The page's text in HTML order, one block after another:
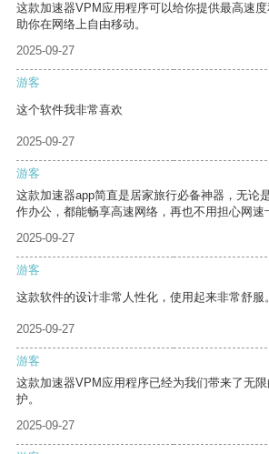
这款加速器VPM应用程序可以给你提供最高速
助你在网络上自由移动。
2025-09-27
游客
这个软件我非常喜欢
2025-09-27
游客
这款加速器app简直是居家旅行必备神器，无论
作办公，都能畅享高速网络，再也不用担心网速
2025-09-27
游客
这款软件的设计非常人性化，使用起来非常舒服。
2025-09-27
游客
这款加速器VPM应用程序已经为我们带来了无
护。
2025-09-27